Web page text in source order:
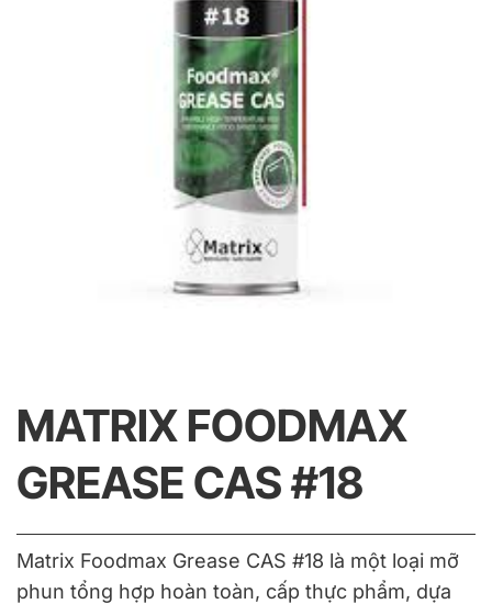
MATRIX FOODMAX
GREASE CAS #18
Matrix Foodmax Grease CAS #18 là một loại mỡ
phun tổng hợp hoàn toàn, cấp thực phẩm, dựa